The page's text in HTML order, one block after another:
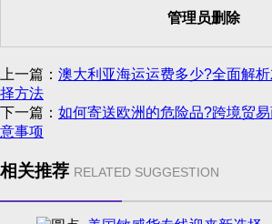
管理员删除
上一篇： 澳大利亚海运运费多少?全面解
择方法
下一篇： 如何寄送欧洲的危险品?跨境贸
意事项
相关推荐 RELATED SUGGESTION